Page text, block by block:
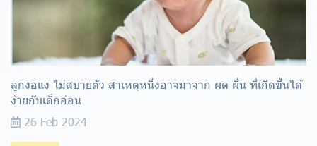
ลูกงอแง ไม่สบายตัว สาเหตุหนึ่งอาจมาจาก ผด ผื่น ที่เกิดขึ้นได้
ง่ายกับเด็กอ่อน
26 Feb 2024